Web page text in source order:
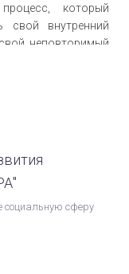
который
свой внутренний
неповторимый
сферу